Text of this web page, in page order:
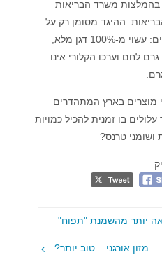
בהמלצות משרד הבריאות
ההיגד מסומן רק על
לחם מלא שעומד בשורת תנאים: עשוי מ-100% דגן מלא,
מכיל עד 400 מ"ג מלח ל-100 גרם לחם וערכו הקלורי אינו
בארץ המתהדרים
בו זמנית להכיל כמויות
ושומני טרנס?
יותר מהשמנת "תפוח"
מזון אורגני – טוב יותר?